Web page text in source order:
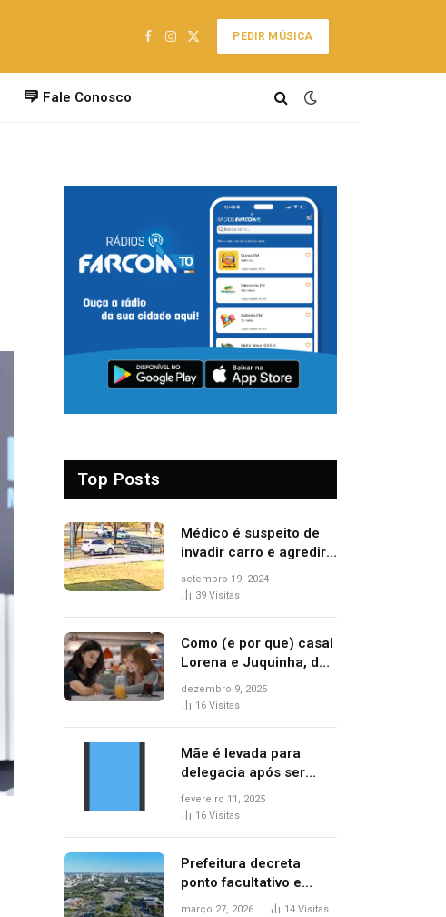
Facebook
Instagram
X
PEDIR MÚSICA
Fale Conosco
Top Posts
Médico é suspeito de
invadir carro e agredir
delegado aposentado
durante confusão no
setembro 19, 2024
39 Visitas
Como (e por que) casal
Lorena e Juquinha, de
‘Três Graças’, ganhou
repercussão
dezembro 9, 2025
16 Visitas
Mãe é levada para
delegacia após ser
denunciada por maus-
tratos contra dois
fevereiro 11, 2025
16 Visitas
Prefeitura decreta
ponto facultativo e
servidores públicos
março 27, 2026 14 Visitas